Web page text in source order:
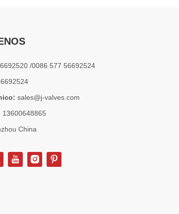
/0086 577 56692524
sales@j-valves.com
13600648865
China